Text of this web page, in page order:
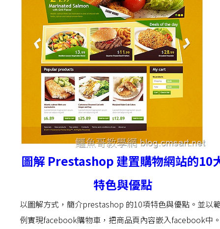
圖解 Prestashop 建置購物網站的10
特色與優點
以圖解方式，簡介prestashop 的10項特色與優點。並以
例實現facebook購物車，把商品頁內容嵌入facebook中